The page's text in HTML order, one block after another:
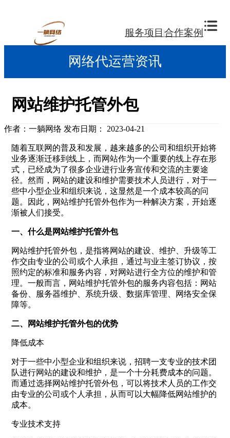
服务项目 合作案例
网络代运营资讯
网站维护托管外包
作者：一躺网络 发布日期： 2023-04-21
随着互联网的普及和发展，越来越多的公司和组织开始将
业务逐渐迁移到线上，而网站作为一个重要的线上存在形
式，已经成为了很多企业进行业务宣传和交流的主要途
径。然而，网站的建设和维护需要技术人员进行，对于一
些中小型企业和组织来说，这显然是一个成本较高的问
题。因此，网站维护托管外包作为一种解决方案，开始逐
渐被人们接受。
一、什么是网站维护托管外包
网站维护托管外包，是指将网站的建设、维护、升级等工
作交由专业的公司或个人承担，通过与业主签订协议，按
照约定的标准和服务内容，对网站进行全方位的维护和管
理。一般而言，网站维护托管外包的服务内容包括：网站
备份、服务器维护、系统升级、数据库管理、网络安全保
障等。
二、网站维护托管外包的优势
降低成本
对于一些中小型企业和组织来说，招聘一支专业的技术团
队进行网站的建设和维护，是一个十分耗费成本的问题。
而通过选择网站维护托管外包，可以将技术人员的工作交
由专业的公司或个人承担，从而可以大幅降低网站维护的
成本。
专业技术支持